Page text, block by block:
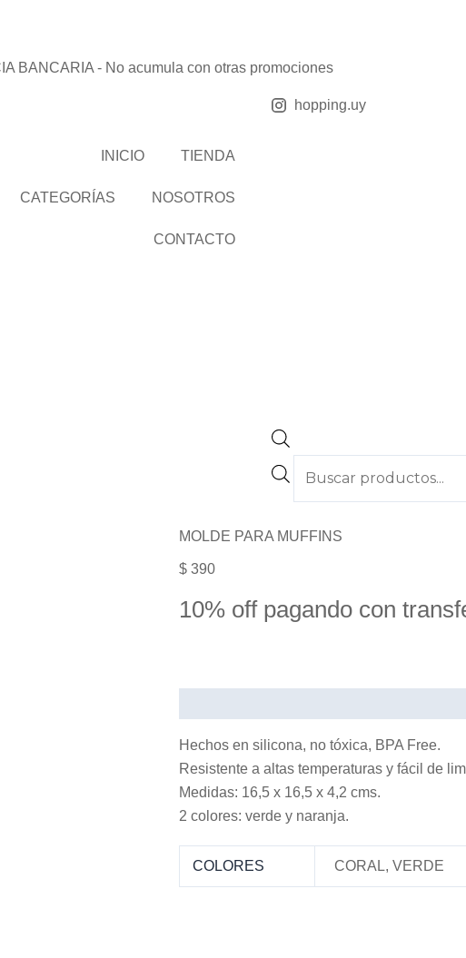
BANCARIA - No acumula con otras promociones
hopping.uy
INICIO TIENDA
CATEGORÍAS NOSOTROS
CONTACTO
MOLDE PARA MUFFINS
$ 390
10% off pagando con
Hechos en silicona, no tóxica, BPA Free.
Resistente a altas temperaturas y fácil de
Medidas: 16,5 x 16,5 x 4,2 cms.
2 colores: verde y naranja.
COLORES CORAL,VERDE